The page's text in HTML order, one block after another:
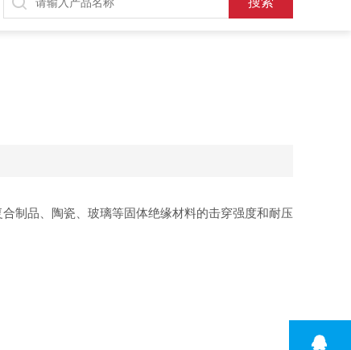
制品、陶瓷、玻璃等固体绝缘材料的击穿强度和耐压